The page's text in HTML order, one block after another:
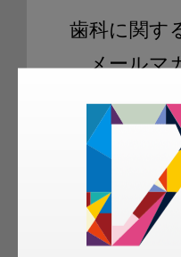
歯科に関す
メールマ
ご登録いただい
科衛生士、歯科
容のメールマガ